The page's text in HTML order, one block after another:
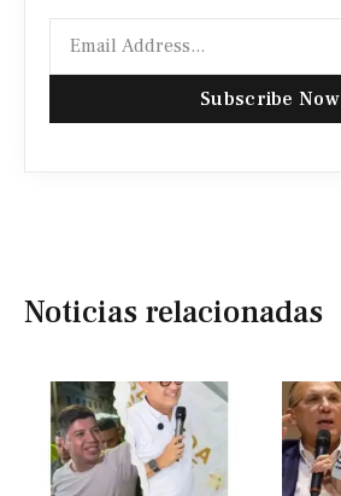
Subscribe Now
Noticias relacionadas